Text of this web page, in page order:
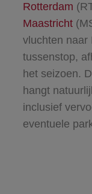
Rotterdam
Maastricht
vluchten naar
tussenstop,
het seizoen.
hangt
inclusief
eventuele